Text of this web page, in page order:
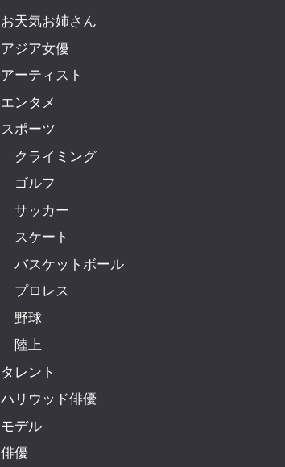
お天気お姉さん
アジア女優
アーティスト
エンタメ
スポーツ
クライミング
ゴルフ
サッカー
スケート
バスケットボール
プロレス
野球
陸上
タレント
ハリウッド俳優
モデル
俳優